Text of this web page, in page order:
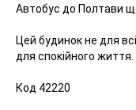
Автобус до Полтави
Цей будинок не для
для спокійного життя.
Код 42220